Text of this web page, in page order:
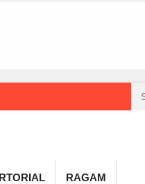
Ekonomi Kreatif Lokal Naik
RAGAM